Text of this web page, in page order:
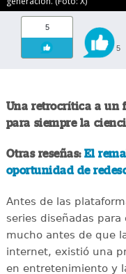
5
5
Una retrocrítica a un
para siempre la
Otras reseñas:El
oportunidad de
Antes de las
series diseñadas
mucho antes de que
internet, existió una
en entretenimiento y